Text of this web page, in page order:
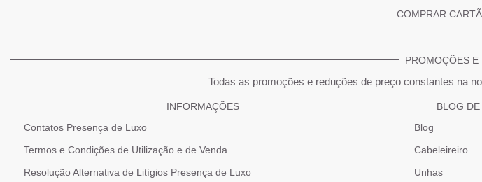
COMPRAR
PROMOÇÕES E
Todas as promoções e reduções de preço constantes na
INFORMAÇÕES
Contatos Presença de Luxo
Termos e Condições de Utilização e de Venda
Resolução Alternativa de Litígios Presença de Luxo
BLOG
Blog
Cabeleireiro
Unhas